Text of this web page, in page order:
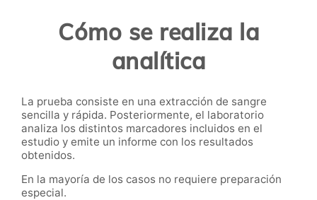
Cómo se realiza la
analítica
La prueba consiste en una extracción de sangre
sencilla y rápida. Posteriormente, el laboratorio
analiza los distintos marcadores incluidos en el
estudio y emite un informe con los resultados
obtenidos.
En la mayoría de los casos no requiere preparación
especial.